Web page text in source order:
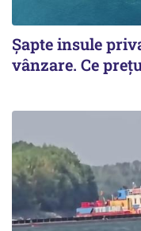
Șapte insule
vânzare. Ce